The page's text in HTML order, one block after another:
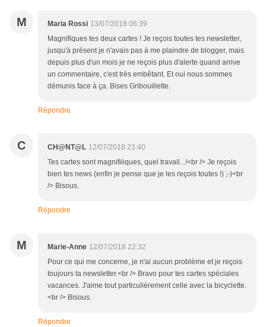
M Maria Rossi 13/07/2018 06:39
Magnifiques tes deux cartes ! Je reçois toutes tes newsletter,
jusqu'à présent je n'avais pas à me plaindre de blogger, mais
depuis plus d'un mois je ne reçois plus d'alerte quand arrive
un commentaire, c'est très embêtant. Et oui nous sommes
démunis face à ça. Bises Gribouillette.
Répondre
C CH@NT@L 12/07/2018 23:40
Tes cartes sont magnifiiiques, quel travail...!<br /> Je reçois
bien tes news (enfin je pense que je les reçois toutes !) ;-)<br
/> Bisous.
Répondre
M Marie-Anne 12/07/2018 22:32
Pour ce qui me concerne, je n'ai aucun problème et je reçois
toujours ta newsletter.<br /> Bravo pour tes cartes spéciales
vacances. J'aime tout particulièrement celle avec la bicyclette.
<br /> Bisous.
Répondre